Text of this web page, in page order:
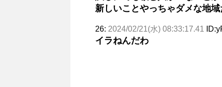
新しいことやっちゃダメな地域
26: 2024/02/21(水) 08:33:17.41
イラねんだわ